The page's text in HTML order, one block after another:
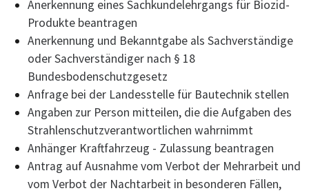
Anerkennung eines Sachkundelehrgangs für Biozid-
Produkte beantragen
Anerkennung und Bekanntgabe als Sachverständige
oder Sachverständiger nach § 18
Bundesbodenschutzgesetz
Anfrage bei der Landesstelle für Bautechnik stellen
Angaben zur Person mitteilen, die die Aufgaben des
Strahlenschutzverantwortlichen wahrnimmt
Anhänger Kraftfahrzeug - Zulassung beantragen
Antrag auf Ausnahme vom Verbot der Mehrarbeit und
vom Verbot der Nachtarbeit in besonderen Fällen,